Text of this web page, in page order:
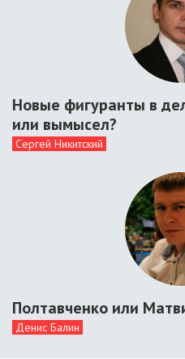
Новые фигуранты в
или вымысел?
Сергей Никитский
Полтавченко или
Денис Балин